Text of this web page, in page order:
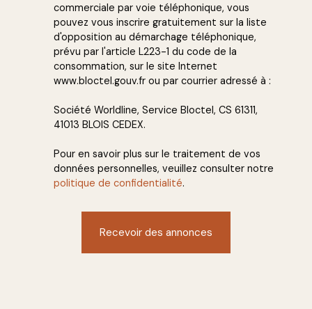
commerciale par voie téléphonique, vous
pouvez vous inscrire gratuitement sur la liste
d'opposition au démarchage téléphonique,
prévu par l'article L223-1 du code de la
consommation, sur le site Internet
www.bloctel.gouv.fr ou par courrier adressé à :
Société Worldline, Service Bloctel, CS 61311,
41013 BLOIS CEDEX.
Pour en savoir plus sur le traitement de vos
données personnelles, veuillez consulter notre
politique de confidentialité.
Recevoir des annonces